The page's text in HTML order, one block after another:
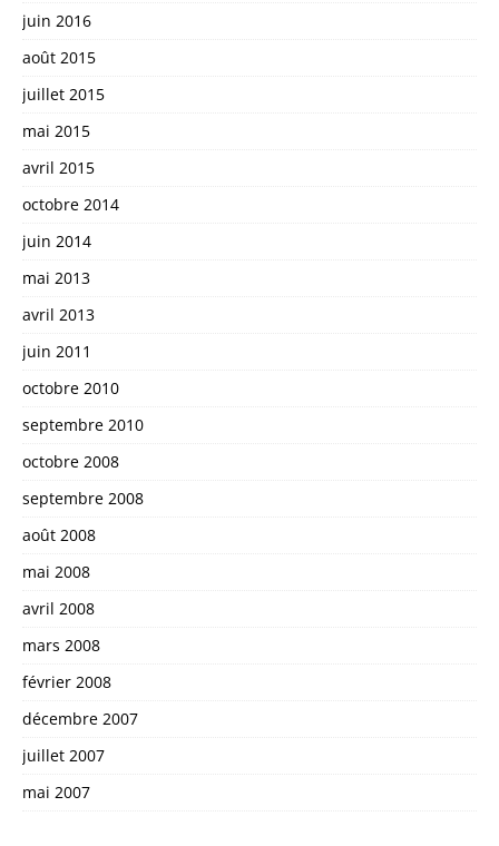
juin 2016
août 2015
juillet 2015
mai 2015
avril 2015
octobre 2014
juin 2014
mai 2013
avril 2013
juin 2011
octobre 2010
septembre 2010
octobre 2008
septembre 2008
août 2008
mai 2008
avril 2008
mars 2008
février 2008
décembre 2007
juillet 2007
mai 2007